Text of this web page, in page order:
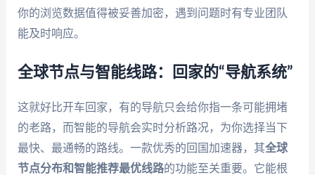
你的浏览数据值得被妥善加密，遇到问题时有专业团队
能及时响应。
全球节点与智能线路：回家的“导航系统”
这就好比开车回家，有的导航只会给你指一条可能拥堵
的老路，而智能的导航会实时分析路况，为你选择当下
最快、最通畅的路线。一款优秀的回国加速器，其全球
节点分布和智能推荐最优线路的功能至关重要。它能根